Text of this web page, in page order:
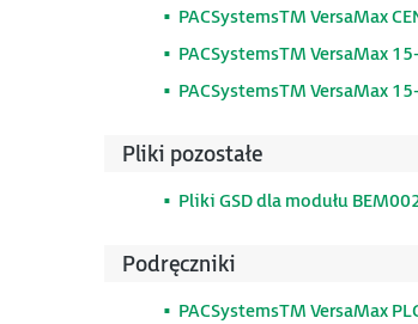
PACSystemsTM VersaMax
PACSystemsTM VersaMax
PACSystemsTM VersaMax
Pliki pozostałe
Pliki GSD dla modułu
Podręczniki
PACSystemsTM VersaMax